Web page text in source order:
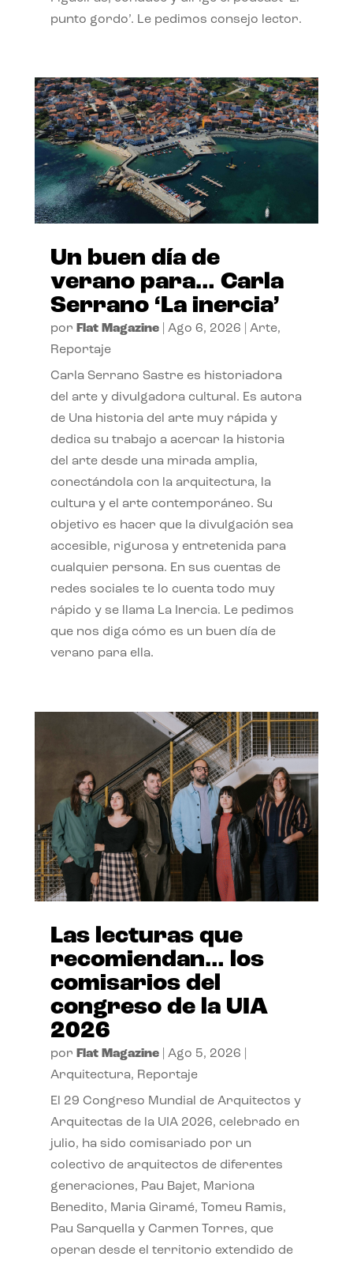
punto gordo’. Le pedimos consejo lector.
Un buen día de
verano para… Carla
Serrano ‘La inercia’
por Flat Magazine| Ago 6, 2026 Arte,
Reportaje
Carla Serrano Sastre es historiadora
del arte y divulgadora cultural. Es autora
de Una historia del arte muy rápida y
dedica su trabajo a acercar la historia
del arte desde una mirada amplia,
conectándola con la arquitectura, la
cultura y el arte contemporáneo. Su
objetivo es hacer que la divulgación sea
accesible, rigurosa y entretenida para
cualquier persona. En sus cuentas de
redes sociales te lo cuenta todo muy
rápido y se llama La Inercia. Le pedimos
que nos diga cómo es un buen día de
verano para ella.
Las lecturas que
recomiendan… los
comisarios del
congreso de la UIA
2026
por Flat Magazine| Ago 5, 2026
Arquitectura, Reportaje
El 29 Congreso Mundial de Arquitectos y
Arquitectas de la UIA 2026, celebrado en
julio, ha sido comisariado por un
colectivo de arquitectos de diferentes
generaciones, Pau Bajet, Mariona
Benedito, Maria Giramé, Tomeu Ramis,
Pau Sarquella y Carmen Torres, que
operan desde el territorio extendido de